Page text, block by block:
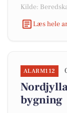
Kilde:
Læs hele
ALARM112
bygning